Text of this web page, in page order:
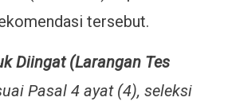
tersebut.
Diingat (Larangan Tes
Pasal 4 ayat (4), seleksi